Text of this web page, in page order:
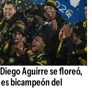
Aguirre se floreó,
bicampeón del